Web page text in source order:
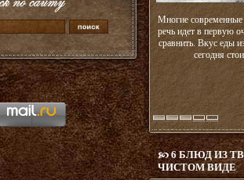
Многие
речь идет в первую
сравнить. Вкус еды
сегодня
6 БЛЮД ИЗ
ЧИСТОМ ВИДЕ